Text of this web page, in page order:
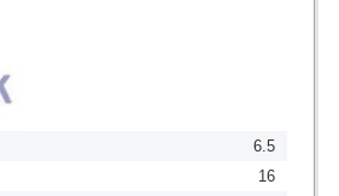
6.5
16